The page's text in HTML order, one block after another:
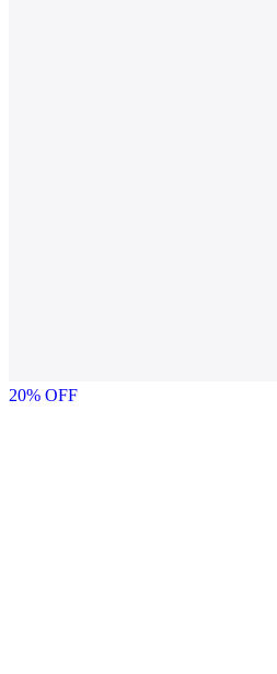
20% OFF